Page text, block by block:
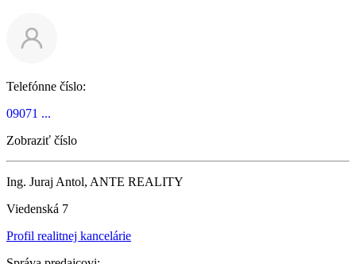
Telefónne číslo:
09071 ...
Zobraziť číslo
Ing. Juraj Antol, ANTE REALITY
Viedenská 7
Profil realitnej kancelárie